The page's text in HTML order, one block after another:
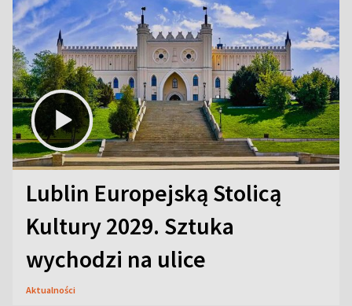
Lublin Europejską Stolicą
Kultury 2029. Sztuka
wychodzi na ulice
Aktualności